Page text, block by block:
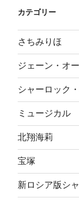
カテゴリー
さちみりほ
ジェーン・オ
シャーロック
ミュージカル
北翔海莉
宝塚
新ロシア版シ